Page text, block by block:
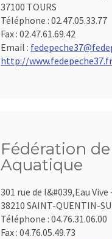
37100 TOURS
Téléphone : 02.47.05.33.77
Fax : 02.47.61.69.42
Email :
http://www.fedepeche37.fr
Fédération
Aquatique
301 rue de l&#039,Eau
38210 SAINT-QUENTIN-
Téléphone : 04.76.31.06.00
Fax : 04.76.05.49.73